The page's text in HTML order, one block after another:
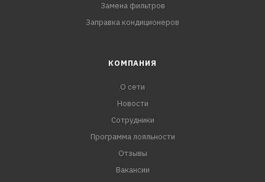
Замена фильтров
Заправка кондиционеров
КОМПАНИЯ
О сети
Новости
Сотрудники
Программа лояльности
Отзывы
Вакансии